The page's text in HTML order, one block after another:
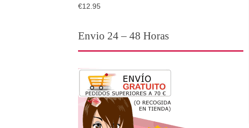
€12.95
Envio 24 – 48 Horas